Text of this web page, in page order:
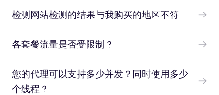
检测网站检测的结果与我购买的地区不符
各套餐流量是否受限制？
您的代理可以支持多少并发？同时使用多少
个线程？